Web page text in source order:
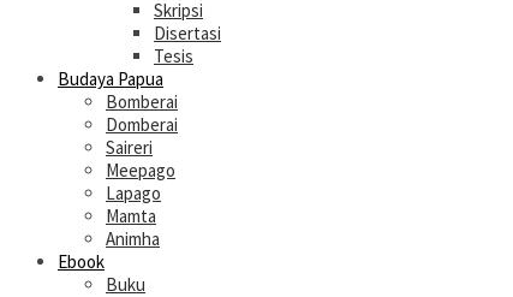
Skripsi
Disertasi
Tesis
Budaya Papua
Bomberai
Domberai
Saireri
Meepago
Lapago
Mamta
Animha
Ebook
Buku